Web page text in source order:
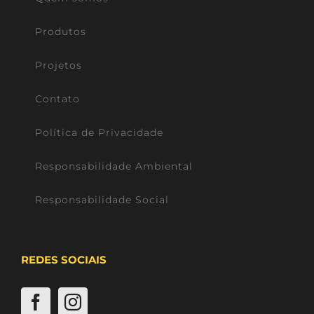
Produtos
Projetos
Contato
Política de Privacidade
Responsabilidade Ambiental
Responsabilidade Social
REDES SOCIAIS